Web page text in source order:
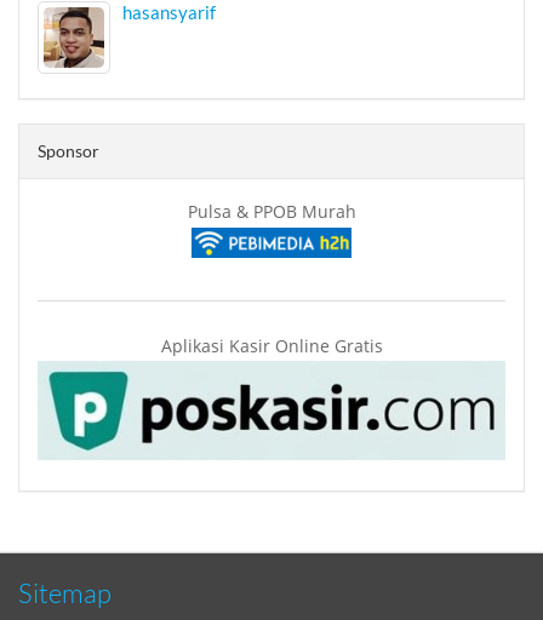
hasansyarif
Sponsor
Pulsa & PPOB Murah
Aplikasi Kasir Online Gratis
Sitemap